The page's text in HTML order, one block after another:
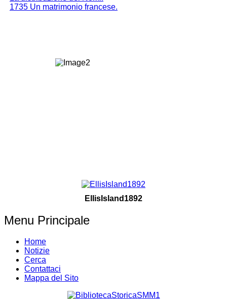
1735 Un matrimonio francese.
EllisIsland1892
Menu Principale
Home
Notizie
Cerca
Contattaci
Mappa del Sito